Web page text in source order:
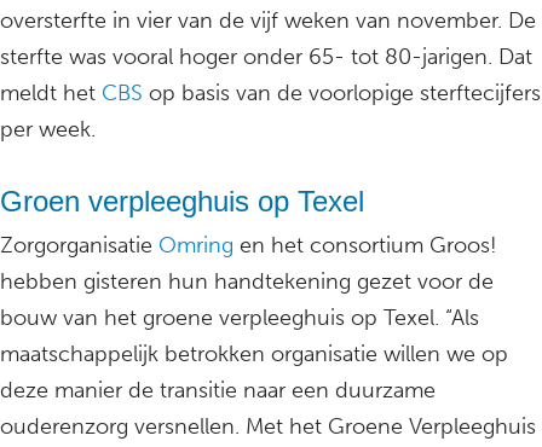
oversterfte in vier van de vijf weken van november. De
sterfte was vooral hoger onder 65- tot 80-jarigen. Dat
meldt het CBS op basis van de voorlopige sterftecijfers
per week.
Groen verpleeghuis op Texel
Zorgorganisatie Omring en het consortium Groos!
hebben gisteren hun handtekening gezet voor de
bouw van het groene verpleeghuis op Texel. “Als
maatschappelijk betrokken organisatie willen we op
deze manier de transitie naar een duurzame
ouderenzorg versnellen. Met het Groene Verpleeghuis